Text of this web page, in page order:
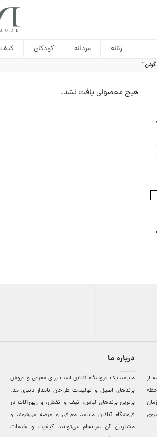
زنانه مردانه کودکان کیف
هیچ محصولی یافت نشد.
از
درباره ما
مایامد يک فروشگاه آنلاين است برای معرفی و فروش
برندهای اصيل و توليدات طراحان نامدار دنيای مد.
برترين‌ برندهای لباس، کيف و کفش، و زيورآلات در
فروشگاه آنلاين مایامد معرفی و عرضه می‌شوند و
مشتريان آن سرانجام می‌توانند کيفيت و خدمات